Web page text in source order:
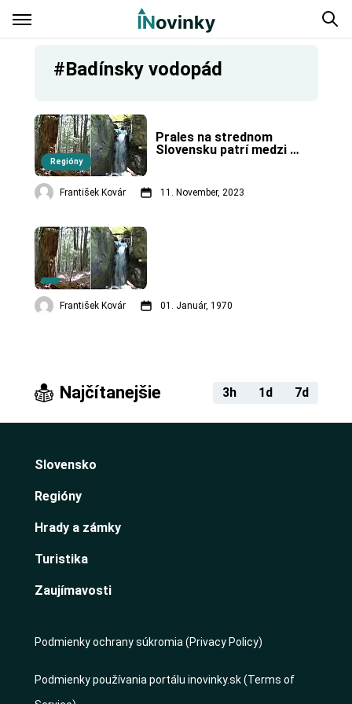
#Badínsky vodopád
Regióny
Prales na strednom
Slovensku patrí medzi
František Kovár 11. November, 2023
František Kovár 01. Január, 1970
Najčítanejšie 3h 1d 7d
Slovensko
Regióny
Hrady a zámky
Turistika
Zaujímavosti
Podmienky ochrany súkromia (Privacy Policy)
Podmienky používania portálu inovinky.sk (Terms of